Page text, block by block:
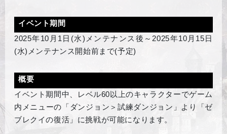
イベント期間
2025年10月1日(水)メンテナンス後～2025年10月15日
(水)メンテナンス開始前まで(予定)
概要
イベント期間中、レベル60以上のキャラクターでゲーム
内メニューの「ダンジョン＞試練ダンジョン」より「ゼ
ブレクイの復活」に挑戦が可能になります。